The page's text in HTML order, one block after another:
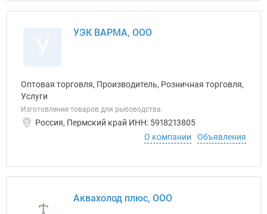
УЭК ВАРМА, ООО
Оптовая торговля, Производитель, Розничная торговля,
Услуги
Изготовление товаров для рыбоводства.
Россия, Пермский край ИНН: 5918213805
О компании
Объявления
Аквахолод плюс, ООО